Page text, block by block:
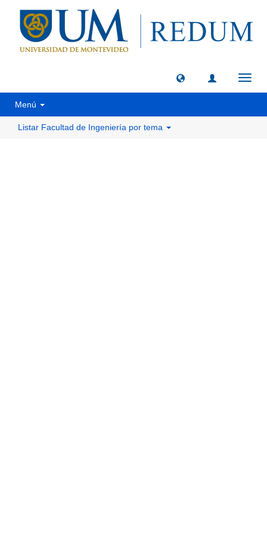
Menú
Listar Facultad de Ingeniería por tema